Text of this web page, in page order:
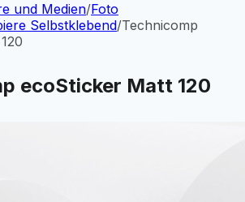
und Medien/Foto
Selbstklebend/Technicomp
ecoSticker Matt 120